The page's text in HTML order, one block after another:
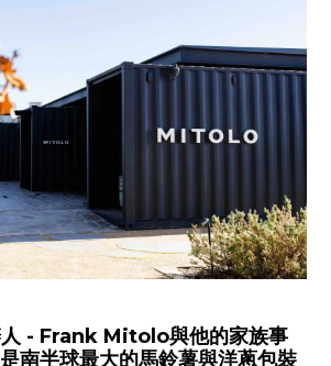
- Frank Mitolo與他的家族事
是南半球最大的馬鈴薯與洋蔥包裝